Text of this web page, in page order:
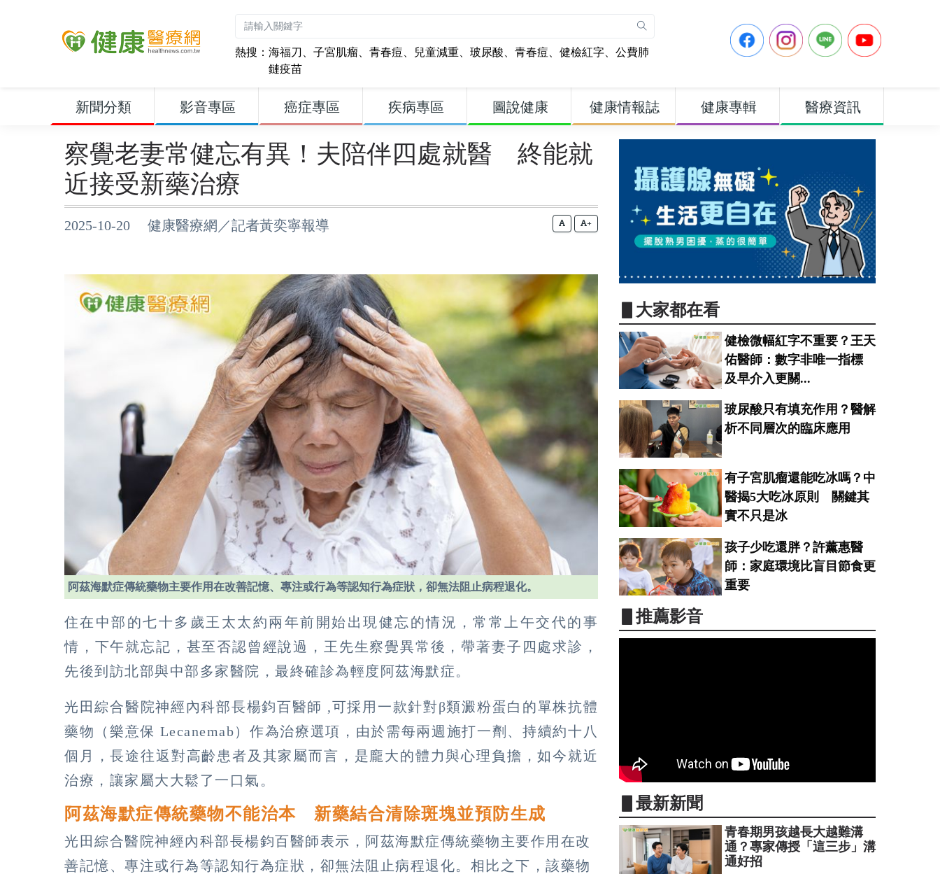
熱搜： 海福刀 、 子宮肌瘤、 青春痘、 兒童減重、 玻尿酸、 青春痘、 健檢紅字、 公費肺
鏈疫苗
新聞分類 影音專區 癌症專區 疾病專區 圖說健康 健康情報誌 健康專輯 醫療資訊
察覺老妻常健忘有異！夫陪伴四處就醫 終能就
近接受新藥治療
2025-10-20 健康醫療網／記者黃奕寧報導 +
阿茲海默症傳統藥物主要作用在改善記憶、專注或行為等認知行為症狀，卻無法阻止病程退化。
住在中部的七十多歲王太太約兩年前開始出現健忘的情況，常常上午交代的事
情，下午就忘記，甚至否認曾經說過，王先生察覺異常後，帶著妻子四處求診，
先後到訪北部與中部多家醫院，最終確診為輕度阿茲海默症。
光田綜合醫院神經內科部長楊鈞百醫師 ,可採用一款針對β類澱粉蛋白的單株抗體
藥物（樂意保 Lecanemab）作為治療選項，由於需每兩週施打一劑、持續約十八
個月，長途往返對高齡患者及其家屬而言，是龐大的體力與心理負擔，如今就近
治療，讓家屬大大鬆了一口氣。
阿茲海默症傳統藥物不能治本 新藥結合清除斑塊並預防生成
光田綜合醫院神經內科部長楊鈞百醫師表示，阿茲海默症傳統藥物主要作用在改
善記憶、專注或行為等認知行為症狀，卻無法阻止病程退化。相比之下，該藥物
▋大家都在看
健檢微幅紅字不重要？王天
佑醫師：數字非唯一指標
及早介入更關...
玻尿酸只有填充作用？醫解
析不同層次的臨床應用
有子宮肌瘤還能吃冰嗎？中
醫揭5大吃冰原則 關鍵其
實不只是冰
孩子少吃還胖？許薰惠醫
師：家庭環境比盲目節食更
重要
▋推薦影音
▋最新新聞
青春期男孩越長大越難溝
通？專家傳授「這三步」溝
通好招